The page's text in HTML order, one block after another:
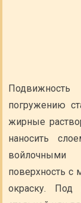
Подвижность
погружению
жирные
наносить
поверхность с
окраску. Под